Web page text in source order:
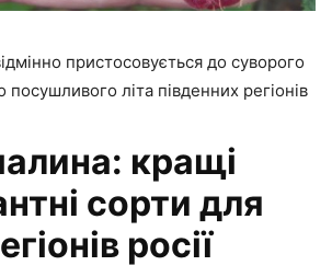
пристосовується до суворого
посушливого літа південних регіонів
кращі
сорти для
росії